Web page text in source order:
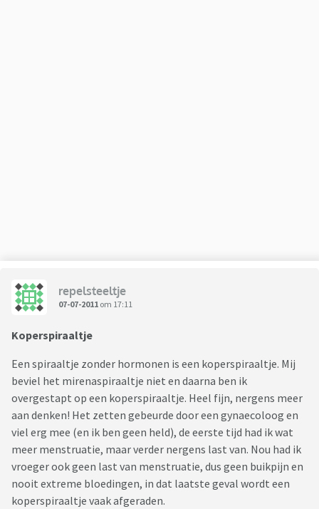
repelsteeltje
07-07-2011 om 17:11
Koperspiraaltje
Een spiraaltje zonder hormonen is een koperspiraaltje. Mij
beviel het mirenaspiraaltje niet en daarna ben ik
overgestapt op een koperspiraaltje. Heel fijn, nergens meer
aan denken! Het zetten gebeurde door een gynaecoloog en
viel erg mee (en ik ben geen held), de eerste tijd had ik wat
meer menstruatie, maar verder nergens last van. Nou had ik
vroeger ook geen last van menstruatie, dus geen buikpijn en
nooit extreme bloedingen, in dat laatste geval wordt een
koperspiraaltje vaak afgeraden.